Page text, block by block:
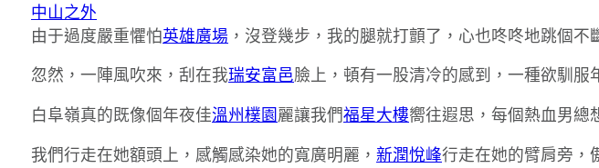
中山之外
由于過度嚴重懼怕英雄廣場 ，沒登幾步，我的腿就打顫了，心也咚咚地跳個不
忽然，一陣風吹來，刮在我瑞安富邑臉上，頓有一股清冷的感到，一種欲馴服
白阜嶺真的既像個年夜佳溫州樸園麗讓我們福星大樓嚮往遐思，每個熱血男總
我們行走在她額頭上，感觸感染她的寬廣明麗， 新潤悅峰行走在她的臂肩旁，